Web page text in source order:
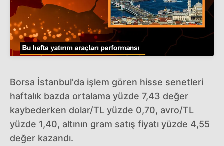
Borsa İstanbul'da işlem gören hisse senetleri
haftalık bazda ortalama yüzde 7,43 değer
kaybederken dolar/TL yüzde 0,70, avro/TL
yüzde 1,40, altının gram satış fiyatı yüzde 4,55
değer kazandı.